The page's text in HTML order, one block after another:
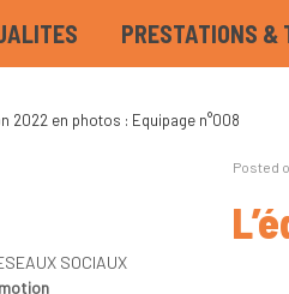
PRESTATIONS &
2022 en photos : Equipage n°008
Posted
SOCIAUX